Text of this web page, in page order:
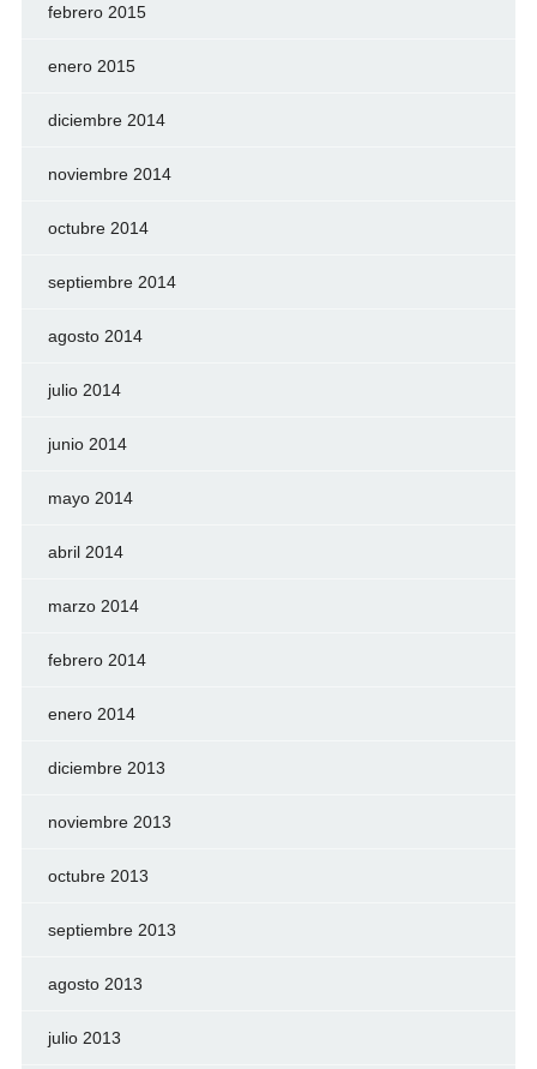
febrero 2015
enero 2015
diciembre 2014
noviembre 2014
octubre 2014
septiembre 2014
agosto 2014
julio 2014
junio 2014
mayo 2014
abril 2014
marzo 2014
febrero 2014
enero 2014
diciembre 2013
noviembre 2013
octubre 2013
septiembre 2013
agosto 2013
julio 2013